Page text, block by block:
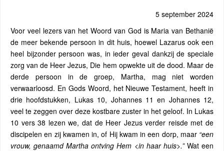
5 september 2024
Voor veel lezers van het Woord van God is Maria van Bethanië
de meer bekende persoon in dit huis, hoewel Lazarus ook een
heel bijzonder persoon was, in ieder geval dankzij de speciale
zorg van de Heer Jezus, Die hem opwekte uit de dood. Maar de
derde persoon in de groep, Martha, mag niet worden
verwaarloosd. En Gods Woord, het Nieuwe Testament, heeft in
drie hoofdstukken, Lukas 10, Johannes 11 en Johannes 12,
veel te zeggen over deze kostbare zuster in het geloof. In Lukas
10 vers 38 lezen we, dat de Heer Jezus verder reisde met de
discipelen en zij kwamen in, of Hij kwam in een dorp, maar “een
vrouw, genaamd Martha ontving Hem <in haar huis>.”Wat een